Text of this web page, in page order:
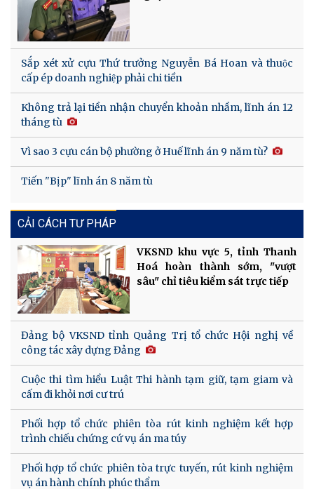
Sắp xét xử cựu Thứ trưởng Nguyễn Bá Hoan và thuộc
cấp ép doanh nghiệp phải chi tiền
Không trả lại tiền nhận chuyển khoản nhầm, lĩnh án 12
tháng tù
Vì sao 3 cựu cán bộ phường ở Huế lĩnh án 9 năm tù?
Tiến "Bịp" lĩnh án 8 năm tù
CẢI CÁCH TƯ PHÁP
VKSND khu vực 5, tỉnh Thanh
Hoá hoàn thành sớm, "vượt
sâu" chỉ tiêu kiểm sát trực tiếp
Đảng bộ VKSND tỉnh Quảng Trị tổ chức Hội nghị về
công tác xây dựng Đảng
Cuộc thi tìm hiểu Luật Thi hành tạm giữ, tạm giam và
cấm đi khỏi nơi cư trú
Phối hợp tổ chức phiên tòa rút kinh nghiệm kết hợp
trình chiếu chứng cứ vụ án ma túy
Phối hợp tổ chức phiên tòa trực tuyến, rút kinh nghiệm
vụ án hành chính phúc thẩm